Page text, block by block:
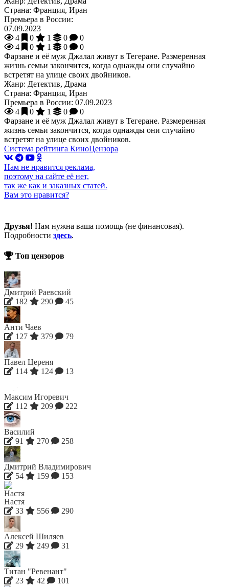
Страна: Франция, Иран
Премьера в России:
07.09.2023
4
0 1 0
0
4
0 1 0
0
Фарзане и её муж Джалал живут в Тегеране. Размеренная
жизнь семьи закончится, когда однажды они случайно
встретят на улице своих двойников.
Жанр: Детектив, Драма
Страна: Франция, Иран
Премьера в России: 07.09.2023
4
0 1 0
0
Фарзане и её муж Джалал живут в Тегеране. Размеренная
жизнь семьи закончится, когда однажды они случайно
встретят на улице своих двойников.
Система рейтинга КиноЦензора
Нам не нравится реклама,
поэтому на сайте её нет,
так же как и заказных статей.
Вам это нравится?
Друзья! Нам нужна ваша помощь (не финансовая).
Подробности здесь.
Топ цензоров
Дмитрий Раевский
182
290 45
Анти Чаев
127
379 79
Павел Цереня
114
124 13
Максим Игоревич
112
209 222
Василий
91
270 258
Дмитрий Владимирович
54
159 153
Настя
33
556 290
Алексей Шиляев
29
249 31
Титан "Ревенант"
23
42 101